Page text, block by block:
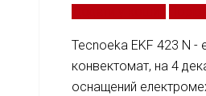
Tecnoeka EKF 423 N -
конвектомат, на 4
оснащений